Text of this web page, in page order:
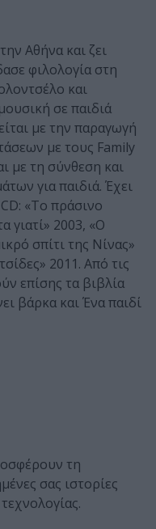
Αθήνα και ζει
φιλολογία στη
και
σε παιδιά
με την παραγωγή
με τους Family
με τη σύνθεση και
για παιδιά. Έχει
«Το πράσινο
γιατί» 2003, «Ο
σπίτι της Νίνας»
2011. Από τις
επίσης τα βιβλία
βάρκα καιΈνα παιδί
τη
σας ιστορίες